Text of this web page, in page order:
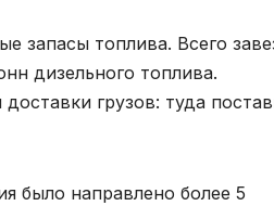
запасы топлива. Всего
дизельного топлива.
грузов: туда
было направлено более 5